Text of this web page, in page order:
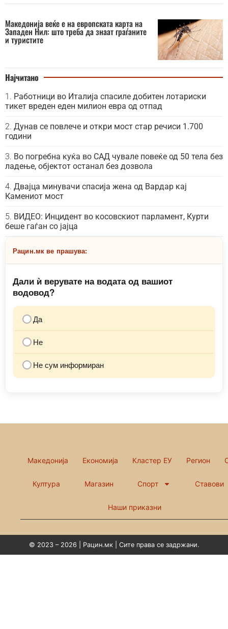
Македонија веќе е на европската карта на
Западен Нил: што треба да знаат граѓаните
и туристите
Најчитано
Работници во Италија спасиле добитен лотариски
тикет вреден еден милион евра од отпад
Дунав се повлече и откри мост стар речиси 1.700
години
Во погребна куќа во САД чувале повеќе од 50 тела без
ладење, објектот останал без дозвола
Двајца минувачи спасија жена од Вардар кај
Камениот мост
ВИДЕО: Инцидент во косовскиот парламент, Курти
беше гаѓан со јајца
Рацин.мк ве прашува:
Дали ѝ верувате на водата од вашиот
водовод?
Да
Не
Не сум информиран
Македонија Економија Кластер ЕУ Регион
Култура Магазин Спорт Ставови
Наши приказни
© 2023 – 2026 | Рацин.мк | Сите права се задржани.